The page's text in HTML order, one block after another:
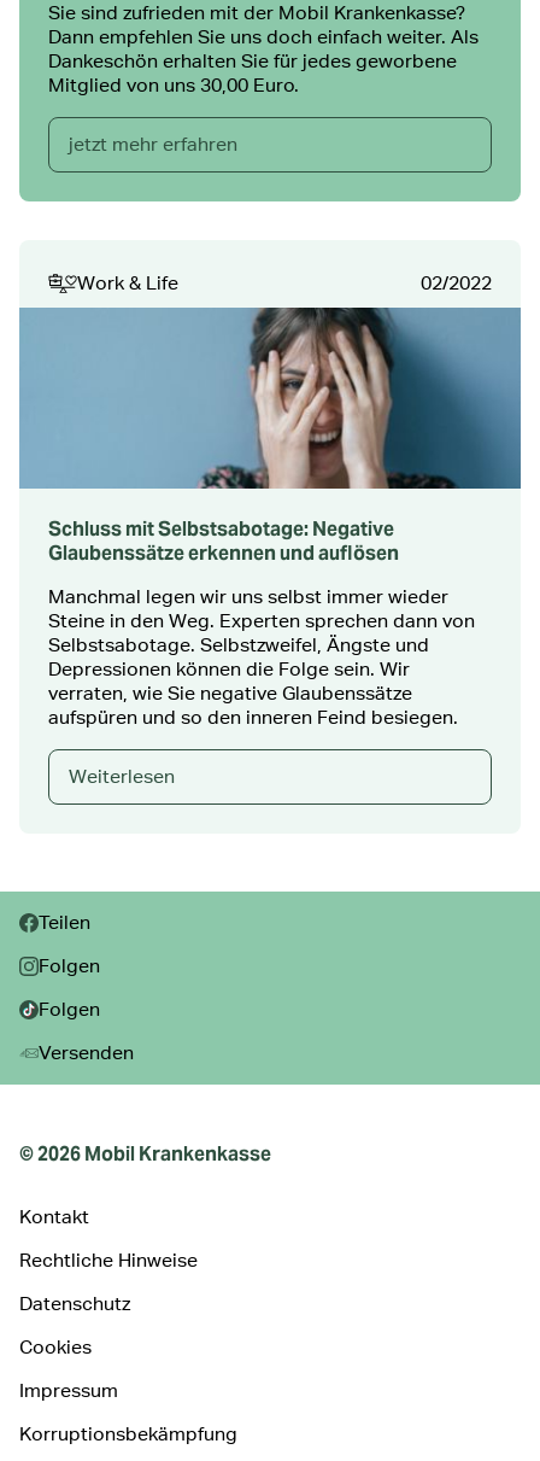
Sie sind zufrieden mit der Mobil Krankenkasse?
Dann empfehlen Sie uns doch einfach weiter. Als
Dankeschön erhalten Sie für jedes geworbene
Mitglied von uns 30,00 Euro.
jetzt mehr erfahren
Work & Life 02/2022
Schluss mit Selbstsabotage: Negative
Glaubenssätze erkennen und auflösen
Manchmal legen wir uns selbst immer wieder
Steine in den Weg. Experten sprechen dann von
Selbstsabotage. Selbstzweifel, Ängste und
Depressionen können die Folge sein. Wir
verraten, wie Sie negative Glaubenssätze
aufspüren und so den inneren Feind besiegen.
Weiterlesen
Teilen:
Teilen
Folgen
Folgen
Versenden
© 2026 Mobil Krankenkasse
Kontakt
Rechtliche Hinweise
Datenschutz
Cookies
Impressum
Korruptionsbekämpfung